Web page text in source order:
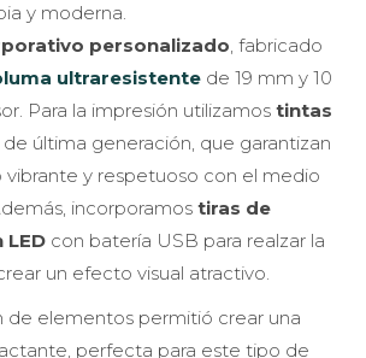
y moderna.
personalizado, fabricado
ultraresistente de 19 mm y 10
Para la impresión utilizamos tintas
de última generación, que garantizan
vibrante y respetuoso con el medio
incorporamos tiras de
LED con batería USB para realzar la
un efecto visual atractivo.
de elementos permitió crear una
perfecta para este tipo de